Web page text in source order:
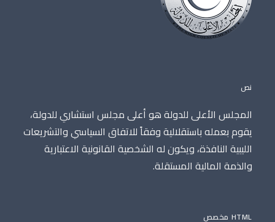
نص
المجلس الأعلى للدولة هو أعلى مجلس استشاري للدولة،
يقوم بعمله باستقلالية وفقاً للاتفاق السياسي والتشريعات
الليبية النافذة، ويكون له الشخصية القانونية الاعتبارية
والذمة المالية المستقلة.
HTML مخصص